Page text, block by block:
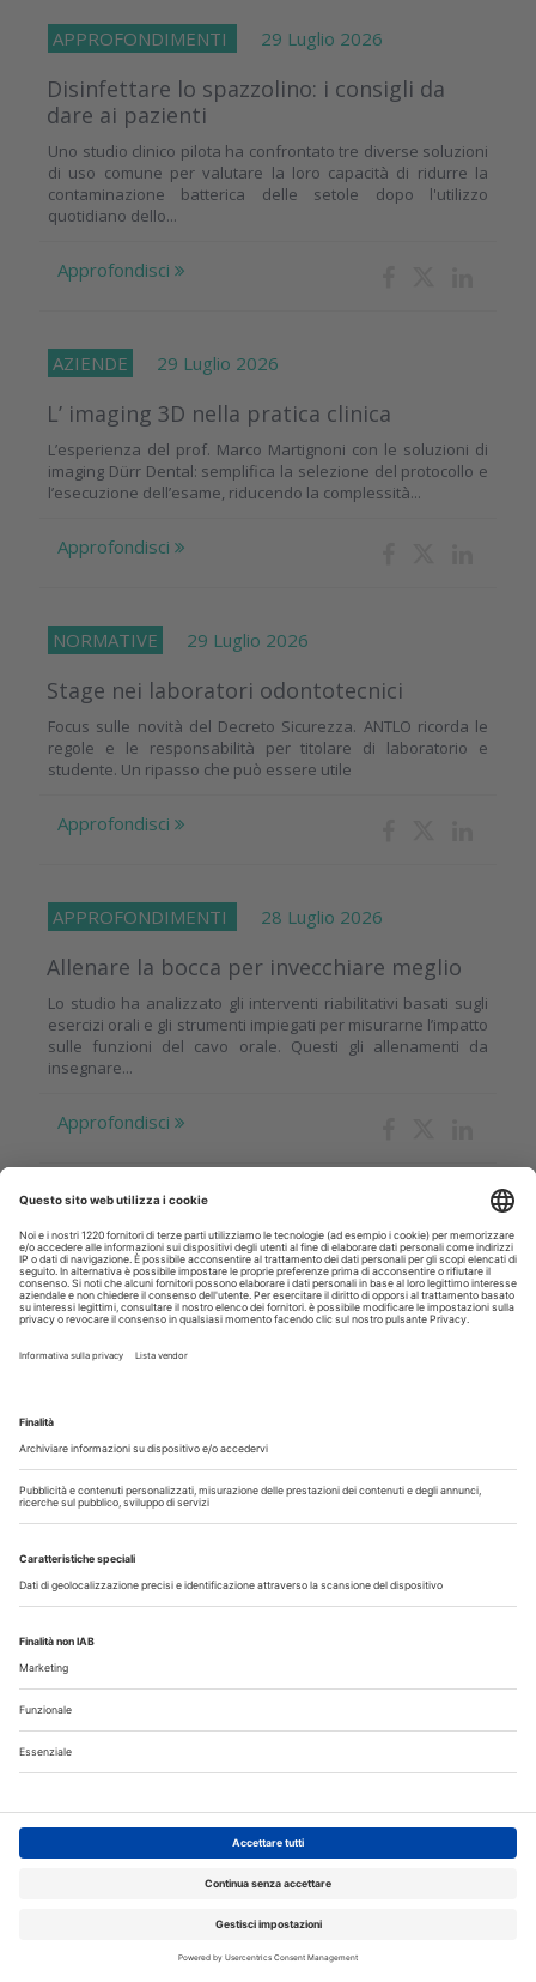
APPROFONDIMENTI 29 Luglio 2026
Disinfettare lo spazzolino: i consigli da
dare ai pazienti
Uno studio clinico pilota ha confrontato tre diverse soluzioni
di uso comune per valutare la loro capacità di ridurre la
contaminazione batterica delle setole dopo l'utilizzo
quotidiano dello...
Approfondisci
AZIENDE 29 Luglio 2026
L’ imaging 3D nella pratica clinica
L’esperienza del prof. Marco Martignoni con le soluzioni di
imaging Dürr Dental: semplifica la selezione del protocollo e
l’esecuzione dell’esame, riducendo la complessità...
Approfondisci
NORMATIVE 29 Luglio 2026
Stage nei laboratori odontotecnici
Focus sulle novità del Decreto Sicurezza. ANTLO ricorda le
regole e le responsabilità per titolare di laboratorio e
studente. Un ripasso che può essere utile
Approfondisci
APPROFONDIMENTI 28 Luglio 2026
Allenare la bocca per invecchiare meglio
Lo studio ha analizzato gli interventi riabilitativi basati sugli
esercizi orali e gli strumenti impiegati per misurarne l’impatto
sulle funzioni del cavo orale. Questi gli allenamenti da
insegnare...
Approfondisci
L’ offerta didattica di IRIS Academy per
l’acquisizione di moderni approcci alle
terapie odontoiatriche
Ogni giorno medicina e odontoiatria fanno passi avanti
veloci e...
Approfondisci
Speciali in Evidenza